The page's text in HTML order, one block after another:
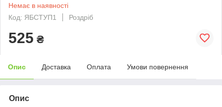
Немає в наявності
Код: ЯБСТУП1
Роздріб
525 ₴
Опис Доставка Оплата Умови повернення
Опис